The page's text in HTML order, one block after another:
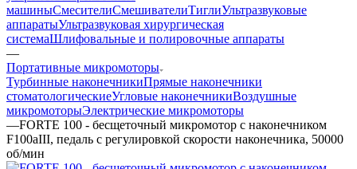
машиныСмесителиСмешивателиТиглиУльтразвуковые
аппаратыУльтразвуковая хирургическая
системаШлифовальные и полировочные аппараты
—
Портативные микромоторы
Турбинные наконечникиПрямые наконечники
стоматологическиеУгловые наконечникиВоздушные
микромоторыЭлектрические микромоторы
—FORTE 100 - бесщеточный микромотор с наконечником
F100aIII, педаль с регулировкой скорости наконечника, 50000
об/мин